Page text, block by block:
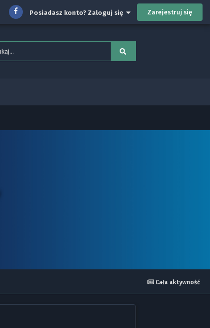
Posiadasz konto? Zaloguj się Zarejestruj się
Cała aktywność